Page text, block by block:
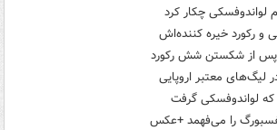
لواندوفسکی چکار کرد
و رکورد خیره کننده‌اش
پس از شکستن شش رکورد
که لواندوفسکی گرفت
را می‌فهمد +عکس